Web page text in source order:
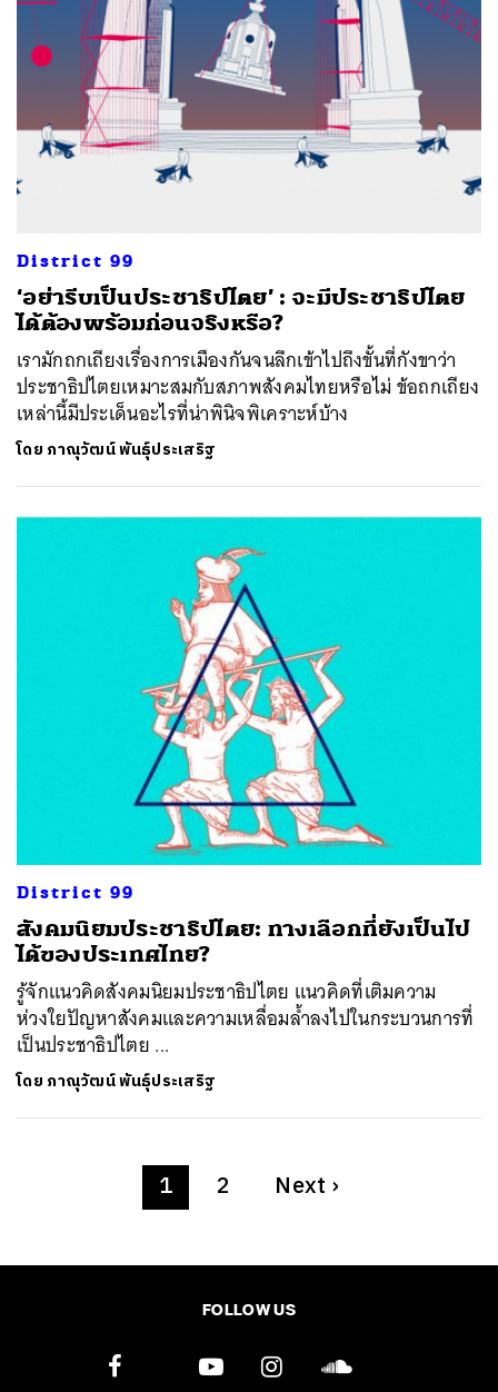
District 99
​‘อย่ารีบเป็นประชาธิปไตย’ : จะมีประชาธิปไตย
ได้ต้องพร้อมก่อนจริงหรือ?
เรามักถกเถียงเรื่องการเมืองกันจนลึกเข้าไปถึงขั้นที่กังขาว่า
ประชาธิปไตยเหมาะสมกับสภาพสังคมไทยหรือไม่ ข้อถกเถียง
เหล่านี้มีประเด็นอะไรที่น่าพินิจพิเคราะห์บ้าง
โดย ภาณุวัฒน์ พันธุ์ประเสริฐ
District 99
สังคมนิยมประชาธิปไตย: ทางเลือกที่ยังเป็นไป
ได้ของประเทศไทย?
รู้จักแนวคิดสังคมนิยมประชาธิปไตย แนวคิดที่เติมความ
ห่วงใยปัญหาสังคมและความเหลื่อมล้ำลงไปในกระบวนการที่
เป็นประชาธิปไตย ...
โดย ภาณุวัฒน์ พันธุ์ประเสริฐ
1 2 Next ›
FOLLOW US